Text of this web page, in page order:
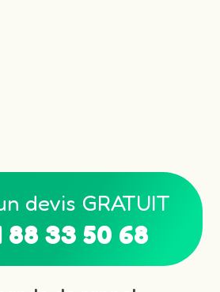
devis GRATUIT
88 33 50 68